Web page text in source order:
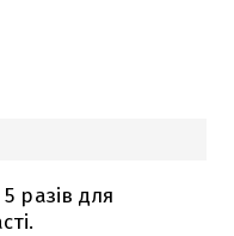
разів для